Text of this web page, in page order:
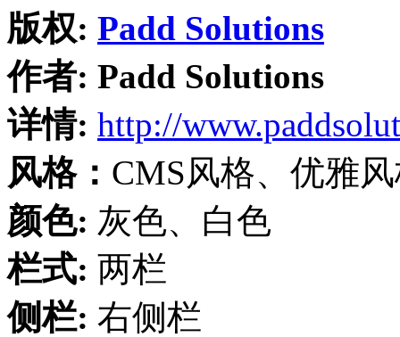
版权: Padd Solutions
作者: Padd Solutions
详情: http://
风格： CMS风格、优雅
颜色: 灰色、白色
栏式: 两栏
侧栏: 右侧栏